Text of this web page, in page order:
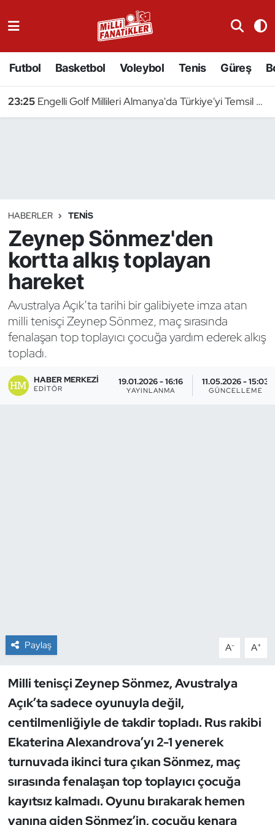
Futbol Basketbol Voleybol Tenis Güreş
23:25 Engelli Golf Millileri Almanya'da Türkiye'yi Temsil Edecek
HABERLER TENIS
Zeynep Sönmez'den
kortta alkış toplayan
hareket
Avustralya Açık’ta tarihi bir galibiyete imza atan
milli tenisçi Zeynep Sönmez, maç sırasında
fenalaşan top toplayıcı çocuğa yardım ederek alkış
topladı.
HABER MERKEZI
EDITÖR
19.01.2026 - 16:16
YAYINLANMA
11.05.2026 - 15:03
GÜNCELLEME
Paylaş A- A+
Milli tenisçi Zeynep Sönmez, Avustralya
Açık’ta sadece oyunuyla değil,
centilmenliğiyle de takdir topladı. Rus rakibi
Ekaterina Alexandrova’yı 2-1 yenerek
turnuvada ikinci tura çıkan Sönmez, maç
sırasında fenalaşan top toplayıcı çocuğa
kayıtsız kalmadı. Oyunu bırakarak hemen
yanına giden Sönmez’in, çocuğu kenara
Badminton
Binicilik
Bisiklet
Boks
Briç
Buz Hokeyi
E-Spor
Futbol
Futsal
Genel
Golf